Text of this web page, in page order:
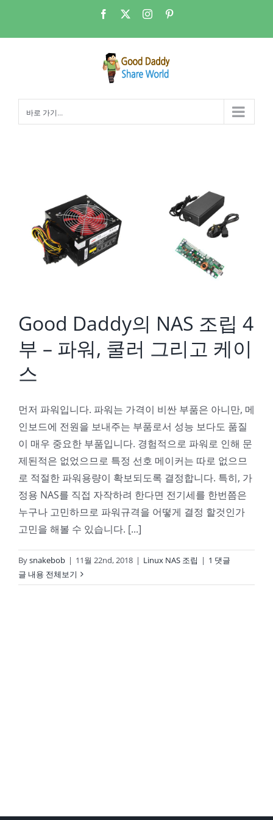
츠
Facebook Instagram
바로 가기...
Good Daddy의 NAS 조립 4
부 – 파워, 쿨러 그리고 케이
스
먼저 파워입니다. 파워는 가격이 비싼 부품은 아니만, 메
인보드에 전원을 보내주는 부품로서 성능 보다도 품질
이 매우 중요한 부품입니다. 경험적으로 파워로 인해 문
제된적은 없었으므로 특정 선호 메이커는 따로 없으므
로 적절한 파워용량이 확보되도록 결정합니다. 특히, 가
정용 NAS를 직접 자작하려 한다면 전기세를 한번쯤은
누구나 고민하므로 파워규격을 어떻게 결정 할것인가
고민을 해볼 수 있습니다. [...]
Bysnakebob | 11월 22nd, 2018 | Linux NAS 조립 | 1 댓글
글 내용 전체보기